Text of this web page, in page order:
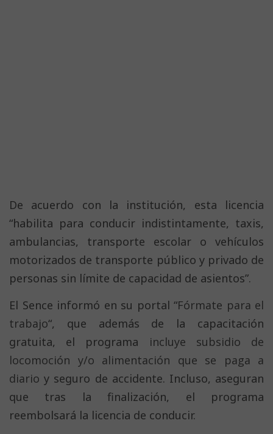
De acuerdo con la institución, esta licencia
“habilita para conducir indistintamente, taxis,
ambulancias, transporte escolar o vehículos
motorizados de transporte público y privado de
personas sin límite de capacidad de asientos”.
El Sence informó en su portal “Fórmate para el
trabajo“, que además de la capacitación
gratuita, el programa incluye subsidio de
locomoción y/o alimentación que se paga a
diario y seguro de accidente. Incluso, aseguran
que tras la finalización, el programa
reembolsará la licencia de conducir.